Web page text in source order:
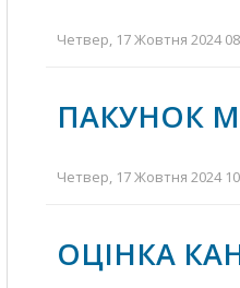
Четвер, 17 Жовтня 2024
ПАКУНОК
Четвер, 17 Жовтня 2024
ОЦІНКА